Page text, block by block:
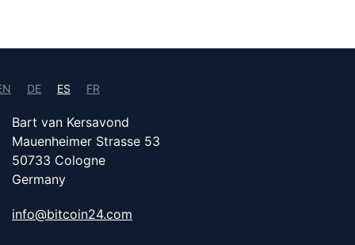
DE ES FR
Bart van Kersavond
Mauenheimer Strasse 53
50733 Cologne
Germany
info@bitcoin24.com